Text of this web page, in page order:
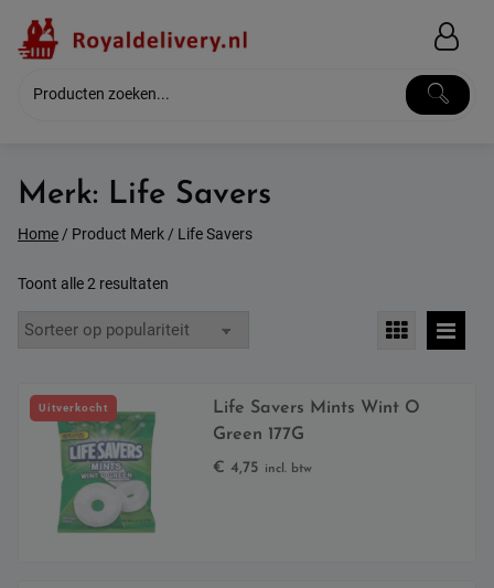
content
Merk: Life Savers
Home/ Product Merk / Life Savers
Toont alle 2 resultaten
populariteit
Uitverkocht
Life Savers Mints Wint O
Green 177G
€ 4,75 incl. btw